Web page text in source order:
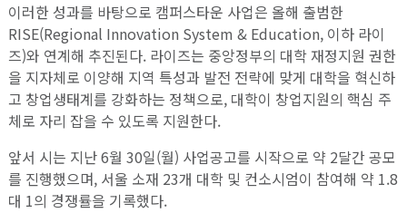
이러한 성과를 바탕으로 캠퍼스타운 사업은 올해 출범한
RISE(Regional Innovation System & Education, 이하 라이
즈)와 연계해 추진된다. 라이즈는 중앙정부의 대학 재정지원 권한
을 지자체로 이양해 지역 특성과 발전 전략에 맞게 대학을 혁신하
고 창업생태계를 강화하는 정책으로, 대학이 창업지원의 핵심 주
체로 자리 잡을 수 있도록 지원한다.
앞서 시는 지난 6월 30일(월) 사업공고를 시작으로 약 2달간 공모
를 진행했으며, 서울 소재 23개 대학 및 컨소시엄이 참여해 약 1.8
대 1의 경쟁률을 기록했다.